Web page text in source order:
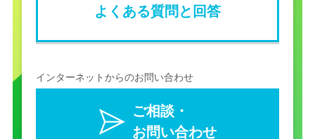
よくある質問と回答
インターネットからのお問い合わせ
ご相談・
お問い合わせ